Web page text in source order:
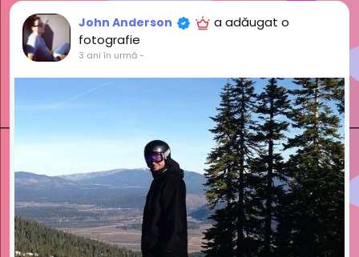
John Anderson
a adăugat o
fotografie
3 ani în urmă-